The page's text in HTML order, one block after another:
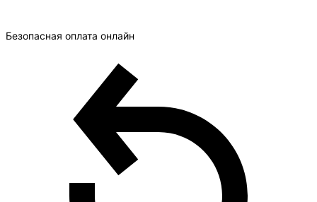
Безопасная оплата онлайн